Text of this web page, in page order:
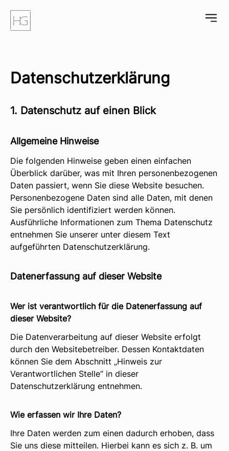
Leistungen
Kontakt
HandwerksGalerie Habbach GmbH
Robert Habbach
Färbergraben 5
80331 München
0173 3908934 (Mobil)
089 30 70 65 49 (Showroom)
Datenschutz­erklärung
1. Datenschutz auf einen Blick
Allgemeine Hinweise
Die folgenden Hinweise geben einen einfachen
Überblick darüber, was mit Ihren personenbezogenen
Daten passiert, wenn Sie diese Website besuchen.
Personenbezogene Daten sind alle Daten, mit denen
Sie persönlich identifiziert werden können.
Ausführliche Informationen zum Thema Datenschutz
entnehmen Sie unserer unter diesem Text
aufgeführten Datenschutzerklärung.
Datenerfassung auf dieser Website
Wer ist verantwortlich für die Datenerfassung auf
dieser Website?
Die Datenverarbeitung auf dieser Website erfolgt
durch den Websitebetreiber. Dessen Kontaktdaten
können Sie dem Abschnitt „Hinweis zur
Verantwortlichen Stelle“ in dieser
Datenschutzerklärung entnehmen.
Wie erfassen wir Ihre Daten?
Ihre Daten werden zum einen dadurch erhoben, dass
Sie uns diese mitteilen. Hierbei kann es sich z. B. um